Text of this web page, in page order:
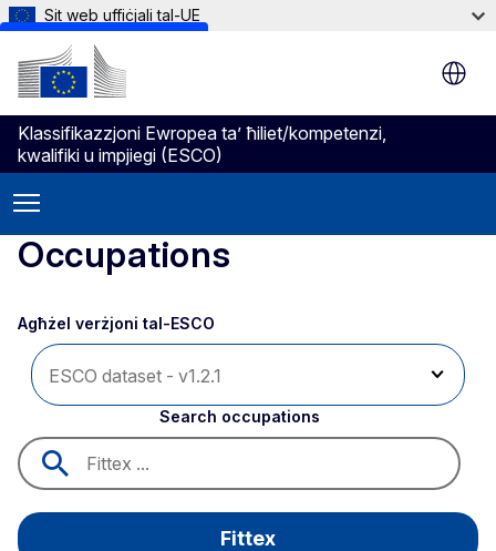
Skip to main content
Sit web uffiċjali tal-UE
Klassifikazzjoni Ewropea ta’ ħiliet/kompetenzi,
kwalifiki u impjiegi (ESCO)
Occupations
Agħżel verżjoni tal-ESCO
Search occupations
Fittex